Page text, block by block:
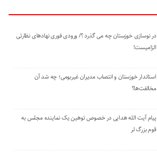
در نوسازی خوزستان چه می گذرد ؟/ ورودی فوری نهادهای نظارتی
الزامیست!
استاندار خوزستان و انتصاب مدیران غیربومی؛ چه شد آن
مخالفت‌ها؟
پیام آیت الله هدایی در خصوص توهین یک نماینده مجلس به
قوم بزرگ لر